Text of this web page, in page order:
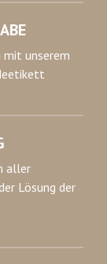
unserem
aller
Lösung der